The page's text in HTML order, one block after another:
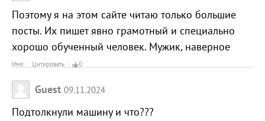
Поэтому я на этом сайте читаю только большие
посты. Их пишет явно грамотный и специально
хорошо обученный человек. Мужик, наверное
Имя Цитировать 0
Guest 09.11.2024
Подтолкнули машину и что???